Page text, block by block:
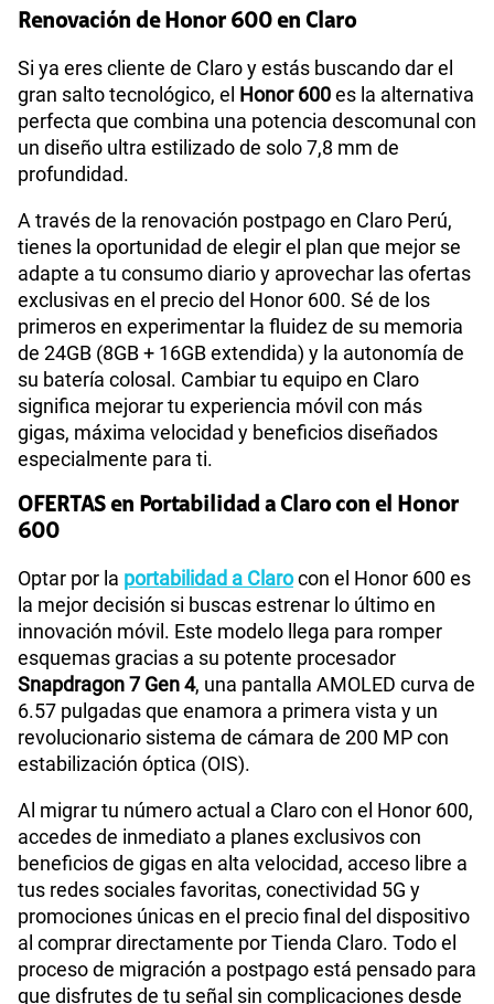
Renovación de Honor 600 en Claro
Si ya eres cliente de Claro y estás buscando dar el
gran salto tecnológico, el Honor 600es la alternativa
perfecta que combina una potencia descomunal con
un diseño ultra estilizado de solo 7,8 mm de
profundidad.
A través de la renovación postpago en Claro Perú,
tienes la oportunidad de elegir el plan que mejor se
adapte a tu consumo diario y aprovechar las ofertas
exclusivas en el precio del Honor 600. Sé de los
primeros en experimentar la fluidez de su memoria
de 24GB (8GB + 16GB extendida) y la autonomía de
su batería colosal. Cambiar tu equipo en Claro
significa mejorar tu experiencia móvil con más
gigas, máxima velocidad y beneficios diseñados
especialmente para ti.
OFERTAS en Portabilidad a Claro con el Honor
600
Optar por la portabilidad a Clarocon el Honor 600 es
la mejor decisión si buscas estrenar lo último en
innovación móvil. Este modelo llega para romper
esquemas gracias a su potente procesador
Snapdragon 7 Gen 4, una pantalla AMOLED curva de
6.57 pulgadas que enamora a primera vista y un
revolucionario sistema de cámara de 200 MP con
estabilización óptica (OIS).
Al migrar tu número actual a Claro con el Honor 600,
accedes de inmediato a planes exclusivos con
beneficios de gigas en alta velocidad, acceso libre a
tus redes sociales favoritas, conectividad 5G y
promociones únicas en el precio final del dispositivo
al comprar directamente por Tienda Claro. Todo el
proceso de migración a postpago está pensado para
que disfrutes de tu señal sin complicaciones desde